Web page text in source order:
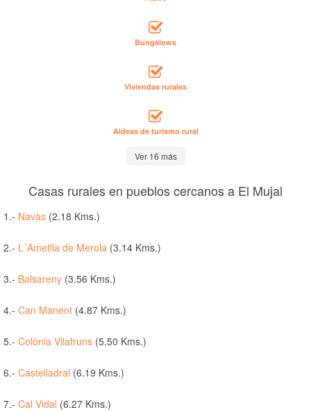
Bungalows
Viviendas rurales
Aldeas de turismo rural
Ver 16 más
Casas rurales en pueblos cercanos a El Mujal
1.- Navàs (2.18 Kms.)
2.- L´Ametlla de Merola (3.14 Kms.)
3.- Balsareny (3.56 Kms.)
4.- Can Manent (4.87 Kms.)
5.- Colònia Vilafruns (5.50 Kms.)
6.- Castelladral (6.19 Kms.)
7.- Cal Vidal (6.27 Kms.)